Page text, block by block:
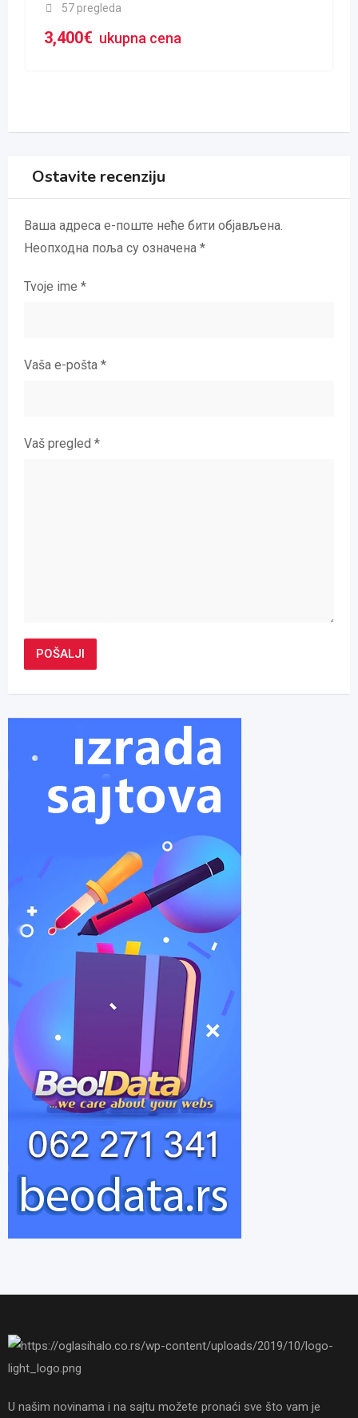
57 pregleda
3,400€ ukupna cena
Ostavite recenziju
Ваша адреса е-поште неће бити објављена.
Неопходна поља су означена *
Tvoje ime *
Vaša e-pošta *
Vaš pregled *
U našim novinama i na sajtu možete pronaći sve što vam je